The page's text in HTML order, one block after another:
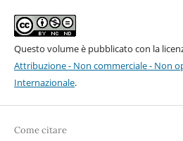
Questo volume è pubblicato con la
Attribuzione - Non commerciale - Non
Internazionale.
Come citare